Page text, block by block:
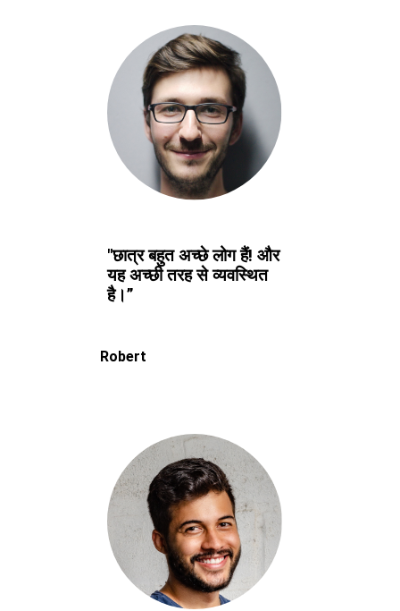
"छात्र बहुत अच्छे लोग हैं! और
यह अच्छी तरह से व्यवस्थित
है।”
Robert